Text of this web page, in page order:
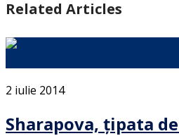
Related Articles
2 iulie 2014
Sharapova, țipata